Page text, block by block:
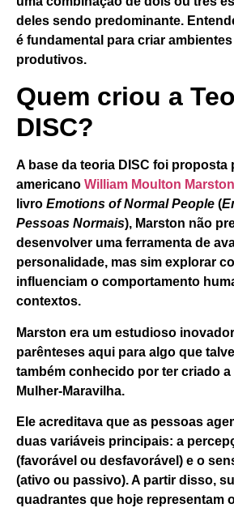
deles sendo predominante.
é fundamental para criar
produtivos.
Quem criou a
DISC?
A base da teoria DISC foi
americano William Moulton Marston
livro Emotions of Normal People (
Pessoas Normais), Marston não
desenvolver uma ferramenta de
personalidade, mas sim explorar
influenciam o comportamento
contextos.
Marston era um estudioso
parênteses aqui para algo que
também conhecido por ter criado
Mulher-Maravilha.
Ele acreditava que as pessoas
duas variáveis principais: a
(favorável ou desfavorável) e o
(ativo ou passivo). A partir disso,
quadrantes que hoje representam